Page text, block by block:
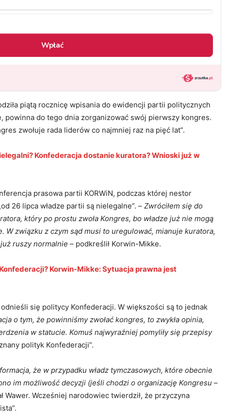
piątą rocznicę wpisania do ewidencji partii politycznych
powinna do tego dnia zorganizować swój pierwszy kongres.
zwołuje rada liderów co najmniej raz na pięć lat”.
Konfederacja dostanie kuratora? Wnioski już w
prasowa partii KORWiN, podczas której nestor
26 lipca władze partii są nielegalne”. – Zwróciłem się do
który po prostu zwoła Kongres, bo władze już nie mogą
W związku z czym sąd musi to uregulować, mianuje kuratora,
ruszy normalnie – podkreślił Korwin-Mikke.
Korwin-Mikke: Sytuacja prawna jest
się politycy Konfederacji. W większości są to jednak
o tym, że powinniśmy zwołać kongres, to zwykła opinia,
w statucie. Komuś najwyraźniej pomyliły się przepisy
polityk Konfederacji”.
że w przypadku władz tymczasowych, które obecnie
im możliwość decyzji (jeśli chodzi o organizację Kongresu –
Wawer. Wcześniej narodowiec twierdził, że przyczyna